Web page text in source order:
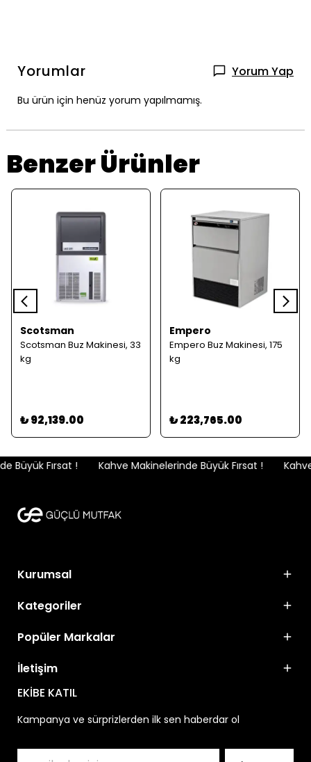
Yorumlar Yorum Yap
Bu ürün için henüz yorum yapılmamış.
Benzer Ürünler
Scotsman
Scotsman Buz Makinesi, 33
kg
₺ 92,139.00
Empero
Empero Buz Makinesi, 175
kg
₺ 223,765.00
Büyük Fırsat ! Kahve Makinelerinde Büyük Fırsat !
Kurumsal
Kategoriler
Popüler Markalar
İletişim
EKİBE KATIL
Kampanya ve sürprizlerden ilk sen haberdar ol